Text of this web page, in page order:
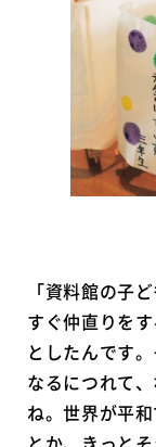
「資料館の子
すぐ仲直りを
としたんです
なるにつれて
ね。世界が平